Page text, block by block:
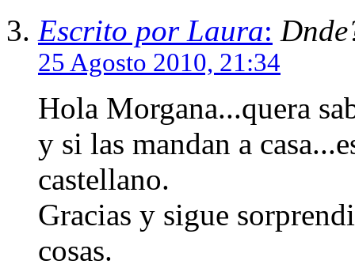
Escrito por Laura:
25 Agosto 2010, 21:34
Hola Morgana...quera
y si las mandan a
castellano.
Gracias y sigue
cosas.